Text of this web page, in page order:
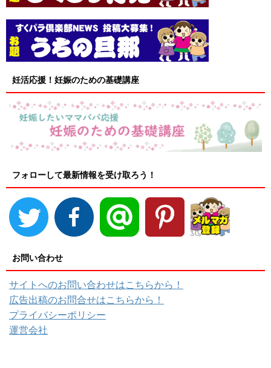
妊活応援！妊娠のための基礎講座
フォローして最新情報を受け取ろう！
お問い合わせ
サイトへのお問い合わせはこちらから！
広告出稿のお問合せはこちらから！
プライバシーポリシー
運営会社